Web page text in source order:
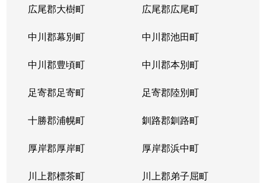
広尾郡大樹町 広尾郡広尾町
中川郡幕別町 中川郡池田町
中川郡豊頃町 中川郡本別町
足寄郡足寄町 足寄郡陸別町
十勝郡浦幌町 釧路郡釧路町
厚岸郡厚岸町 厚岸郡浜中町
川上郡標茶町 川上郡弟子屈町